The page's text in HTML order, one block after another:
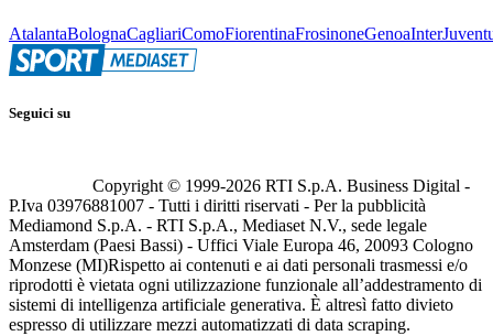
AtalantaBolognaCagliariComoFiorentinaFrosinoneGenoaInter
Seguici su
Copyright © 1999-2026 RTI S.p.A. Business Digital -
P.Iva 03976881007 - Tutti i diritti riservati - Per la pubblicità
Mediamond S.p.A. - RTI S.p.A., Mediaset N.V., sede legale
Amsterdam (Paesi Bassi) - Uffici Viale Europa 46, 20093 Cologno
Monzese (MI)Rispetto ai contenuti e ai dati personali trasmessi e/o
riprodotti è vietata ogni utilizzazione funzionale all’addestramento di
sistemi di intelligenza artificiale generativa. È altresì fatto divieto
espresso di utilizzare mezzi automatizzati di data scraping.